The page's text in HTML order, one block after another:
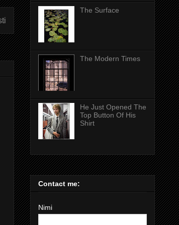
The Surface
The Modern Times
He Just Opened The
Top Button Of His
Shirt
Contact me:
Nimi